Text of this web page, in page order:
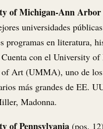
of Michigan-Ann Arbor
universidades
programas en literatura,
con el University
Art (UMMA), uno de los
más grandes de EE.
Madonna.
of Pennsylvania (pos.